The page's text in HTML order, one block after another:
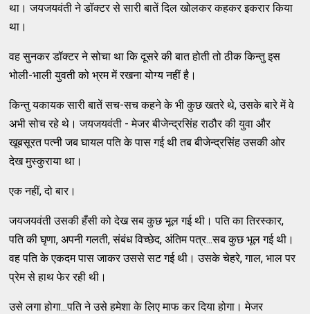
था। जयजयवंती ने डॉक्टर से सारी बातें दिल खोलकर कहकर इकरार किया
था।
वह सुनकर डॉक्टर ने सोचा था कि दूसरे की बात होती तो ठीक किन्तु इस
भोली-भाली युवती को भ्रम में रखना योग्य नहीं है।
किन्तु यकायक सारी बातें सच-सच कहने के भी कुछ खतरे थे, उसके बारे में वे
अभी सोच रहे थे। जयजयवंती - मेजर बीजेन्द्रसिंह राठौर की युवा और
खूबसूरत पत्नी जब घायल पति के पास गई थी तब बीजेन्द्रसिंह उसकी ओर
देख मुस्कुराया था।
एक नहीं, दो बार।
जयजयवंती उसकी हँसी को देख सब कुछ भूल गई थी। पति का तिरस्कार,
पति की घृणा, अपनी गलती, संबंध विच्छेद, अंतिम पत्र...सब कुछ भूल गई थी।
वह पति के एकदम पास जाकर उससे सट गई थी। उसके चेहरे, गाल, भाल पर
प्रेम से हाथ फेर रही थी।
उसे लगा होगा...पति ने उसे हमेशा के लिए माफ कर दिया होगा। मेजर